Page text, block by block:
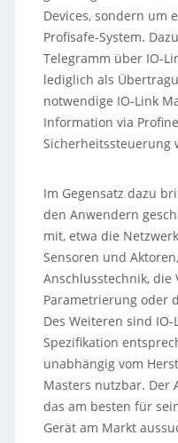
Devices, sondern um
Profisafe-System.
Telegramm über IO-
lediglich als
notwendige IO-Link
Information via
Sicherheitssteuerung
Im Gegensatz dazu
den Anwendern
mit, etwa die
Sensoren und
Anschlusstechnik, die
Parametrierung oder
Des Weiteren sind
Spezifikation
unabhängig vom
Masters nutzbar. Der
das am besten für
Gerät am Markt